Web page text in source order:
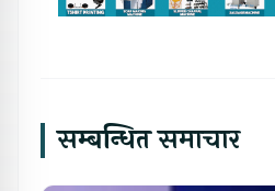
सम्बन्धित समाचार